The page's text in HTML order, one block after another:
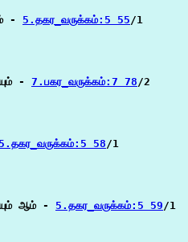
- 5.தகர_வருக்கம்:5 55/1
- 7.பகர_வருக்கம்:7 78/2
5.தகர_வருக்கம்:5 58/1
ஆம் - 5.தகர_வருக்கம்:5 59/1